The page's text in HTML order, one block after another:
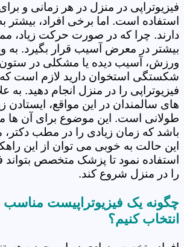
فیزیوتراپی در منزل در هر زمانی و
استفاده است. اما برخی افراد، بیشتر
دارند. چرا که در صورت حرکت زیاد،
بیشتر در معرض آسیب قرار بگیرد. به
ورزش، آسیب دیده یا مشکلی در
شکستگی استخوان دارید لازم است که
فیزیوتراپی را در منزل انجام دهید. به
های سالمندان در این مواقع،
طولانی است. این موضوع برای آن ها می
باشد که زمان زیادی را در مطب دکتر،
این حالت به خوبی می توان از این
استفاده نمود تا پزشک متخصص بتواند
را در منزل شروع کند.
چگونه یک فیزیوتراپیست
انتخاب کنیم؟